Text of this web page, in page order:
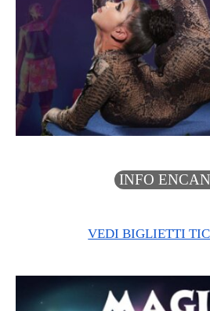
INFO
VEDI BIGLIETTI